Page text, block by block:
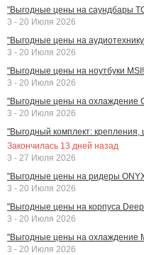
"Выгодные цены на саундбары
3 - 20 Июля 2026
"Выгодные цены на
3 - 20 Июля 2026
"Выгодные цены на ноутбуки
3 - 20 Июля 2026
"Выгодные цены на охлаждение
3 - 20 Июля 2026
"Выгодный комплект:
Закончилась 13 дней назад
3 - 27 Июля 2026
"Выгодные цены на ридеры
3 - 20 Июля 2026
"Выгодные цены на корпуса
3 - 20 Июля 2026
"Выгодные цены на охлаждение
3 - 20 Июля 2026